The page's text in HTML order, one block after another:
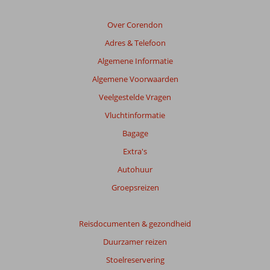
Over Corendon
Adres & Telefoon
Algemene Informatie
Algemene Voorwaarden
Veelgestelde Vragen
Vluchtinformatie
Bagage
Extra's
Autohuur
Groepsreizen
Reisdocumenten & gezondheid
Duurzamer reizen
Stoelreservering